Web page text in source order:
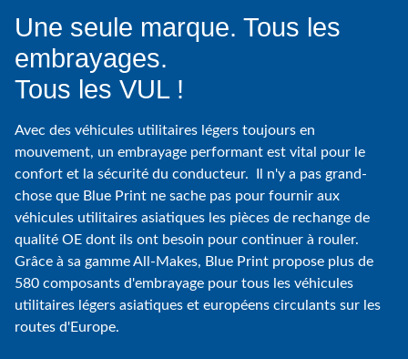
Une seule marque. Tous les
embrayages.
Tous les VUL !
Avec des véhicules utilitaires légers toujours en
mouvement, un embrayage performant est vital pour le
confort et la sécurité du conducteur. Il n'y a pas grand-
chose que Blue Print ne sache pas pour fournir aux
véhicules utilitaires asiatiques les pièces de rechange de
qualité OE dont ils ont besoin pour continuer à rouler.
Grâce à sa gamme All-Makes, Blue Print propose plus de
580 composants d'embrayage pour tous les véhicules
utilitaires légers asiatiques et européens circulants sur les
routes d'Europe.